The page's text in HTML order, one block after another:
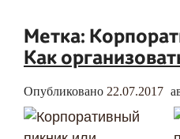
Метка:
Как
Опубликовано 22.07.2017